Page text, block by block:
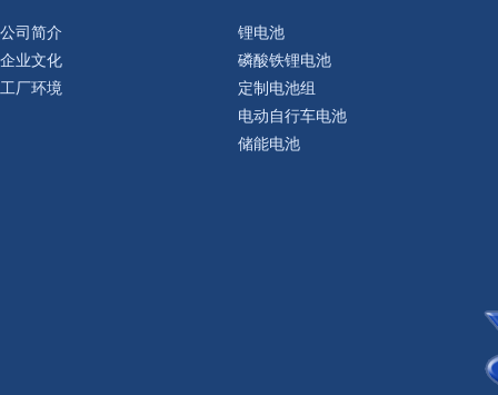
公司简介
企业文化
工厂环境
锂电池
磷酸铁锂电池
定制电池组
电动自行车电池
储能电池